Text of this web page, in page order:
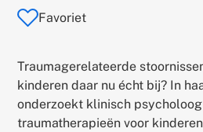
Favoriet
Traumagerelateerde
kinderen daar nu écht bij? In
onderzoekt klinisch
traumatherapieën voor